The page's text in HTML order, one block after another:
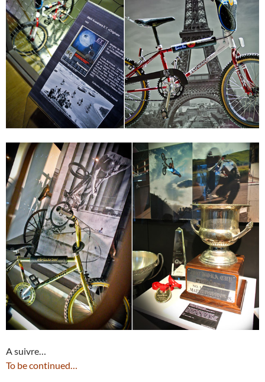
A suivre…
To be continued…